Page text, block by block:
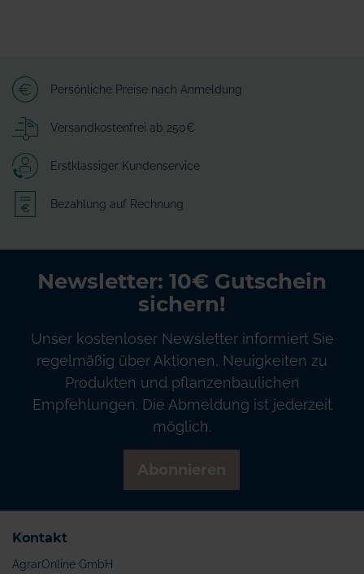
Persönliche Preise nach Anmeldung
Versandkostenfrei ab 250€
Erstklassiger Kundenservice
Bezahlung auf Rechnung
Newsletter: 10€ Gutschein
sichern!
Unser kostenloser Newsletter informiert Sie
regelmäßig über Aktionen, Neuigkeiten zu
Produkten und pflanzenbaulichen
Empfehlungen. Die Abmeldung ist jederzeit
möglich.
Kontakt
AgrarOnline GmbH